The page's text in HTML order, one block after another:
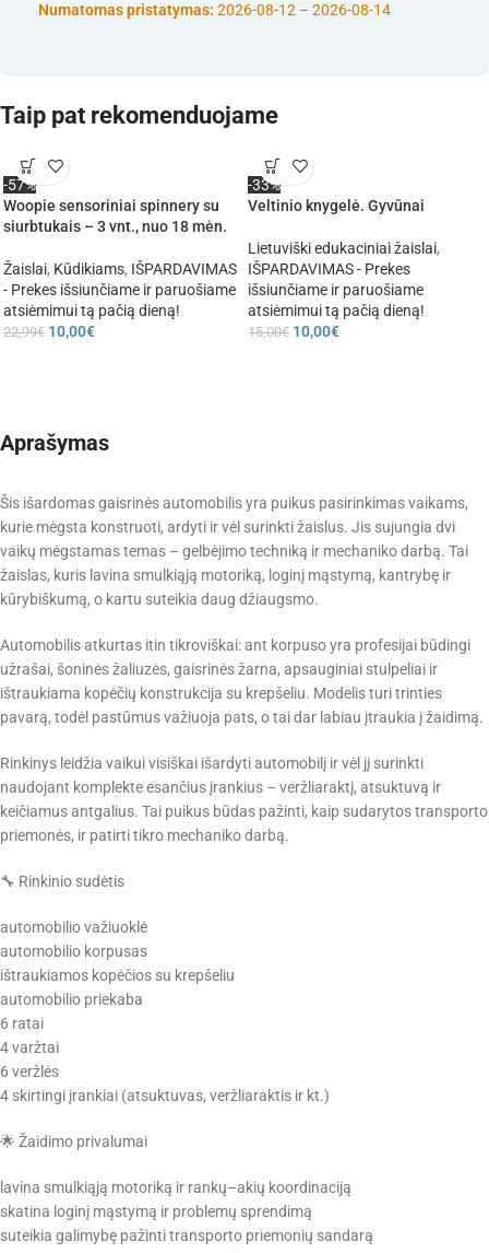
Numatomas pristatymas: 2026-08-12 – 2026-08-14
Taip pat rekomenduojame
-57%
Woopie sensoriniai spinnery su
siurbtukais – 3 vnt., nuo 18 mėn.
Žaislai, Kūdikiams, IŠPARDAVIMAS
- Prekes išsiunčiame ir paruošiame
atsiėmimui tą pačią dieną!
22,99€ 10,00€
-33%
Veltinio knygelė. Gyvūnai
Lietuviški edukaciniai žaislai,
IŠPARDAVIMAS - Prekes
išsiunčiame ir paruošiame
atsiėmimui tą pačią dieną!
15,00€ 10,00€
Aprašymas
Šis išardomas gaisrinės automobilis yra puikus pasirinkimas vaikams,
kurie mėgsta konstruoti, ardyti ir vėl surinkti žaislus. Jis sujungia dvi
vaikų mėgstamas temas – gelbėjimo techniką ir mechaniko darbą. Tai
žaislas, kuris lavina smulkiąją motoriką, loginį mąstymą, kantrybę ir
kūrybiškumą, o kartu suteikia daug džiaugsmo.
Automobilis atkurtas itin tikroviškai: ant korpuso yra profesijai būdingi
užrašai, šoninės žaliuzės, gaisrinės žarna, apsauginiai stulpeliai ir
ištraukiama kopėčių konstrukcija su krepšeliu. Modelis turi trinties
pavarą, todėl pastūmus važiuoja pats, o tai dar labiau įtraukia į žaidimą.
Rinkinys leidžia vaikui visiškai išardyti automobilį ir vėl jį surinkti
naudojant komplekte esančius įrankius – veržliaraktį, atsuktuvą ir
keičiamus antgalius. Tai puikus būdas pažinti, kaip sudarytos transporto
priemonės, ir patirti tikro mechaniko darbą.
🔧 Rinkinio sudėtis
automobilio važiuoklė
automobilio korpusas
ištraukiamos kopėčios su krepšeliu
automobilio priekaba
6 ratai
4 varžtai
6 veržlės
4 skirtingi įrankiai (atsuktuvas, veržliaraktis ir kt.)
🌟 Žaidimo privalumai
lavina smulkiąją motoriką ir rankų–akių koordinaciją
skatina loginį mąstymą ir problemų sprendimą
suteikia galimybę pažinti transporto priemonių sandarą